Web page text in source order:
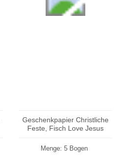
Geschenkpapier Christliche
Feste, Fisch Love Jesus
Menge: 5 Bogen